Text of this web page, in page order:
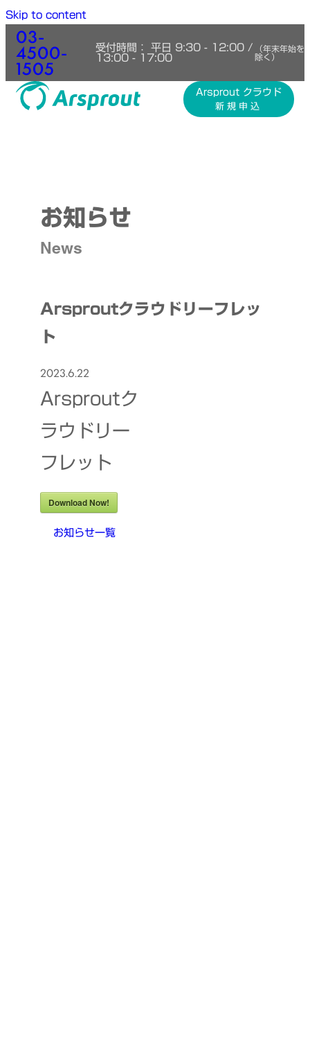
Skip to content
03-
4500-
1505
受付時間： 平日 9:30 - 12:00 /
13:00 - 17:00
（年末年始を
除く）
Arsprout クラウド
新規申込
お知らせ
News
Arsproutクラウドリーフレッ
ト
2023.6.22
Arsproutク
ラウドリー
フレット
Download Now!
お知らせ一覧